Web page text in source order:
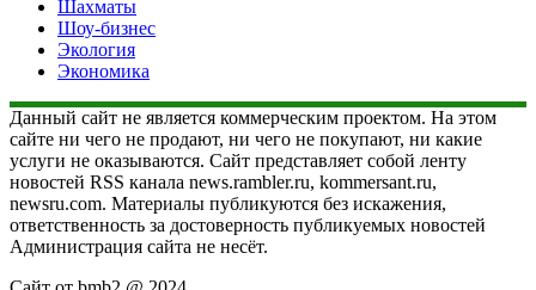
Шахматы
Шоу-бизнес
Экология
Экономика
Данный сайт не является коммерческим проектом. На этом
сайте ни чего не продают, ни чего не покупают, ни какие
услуги не оказываются. Сайт представляет собой ленту
новостей RSS канала news.rambler.ru, kommersant.ru,
newsru.com. Материалы публикуются без искажения,
ответственность за достоверность публикуемых новостей
Администрация сайта не несёт.